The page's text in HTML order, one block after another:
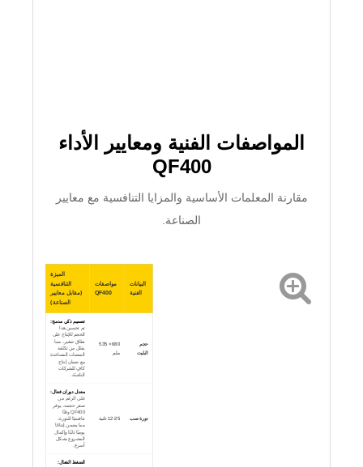
المواصفات الفنية ومعايير الأداء
QF400
مقارنة المعلمات الأساسية والمزايا التنافسية مع معايير
الصناعة.
البيانات
الفنية
مواصفات
QF400
الميزة
التنافسية
(مقابل معايير
الصناعة)
حجم
البليت
680 × 535
ملم
تصميم ذكي مدمج:
تم تحسين هذا
الحجم للإنتاج على
نطاق صغير، مما
يقلل من تكلفة
المنصات المساعدة
مع ضمان إنتاج
كافٍ للشركات
الناشئة.
دورة صب 12-25 ثانية
معدل دوران فعال:
على الرغم من
صغر حجمه، يوفر
QF400 وقتًا
تنافسيًا للدورة،
مما يضمن إنتاجًا
يوميًا ثابتًا وإكمال
المشروع بشكل
أسرع.
الضغط الفعال: